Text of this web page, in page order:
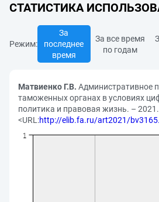
СТАТИСТИКА
Режим:
За
последнее
время
За все время
по годам
Матвиенко Г.В. Административное
таможенных органах в условиях
политика и правовая жизнь. –
<URL:http://elib.fa.ru/art2021/